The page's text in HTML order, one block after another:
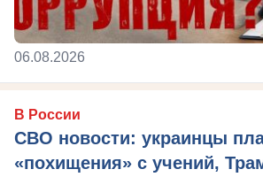
06.08.2026
В России
СВО новости: украинцы
«похищения» с учений,